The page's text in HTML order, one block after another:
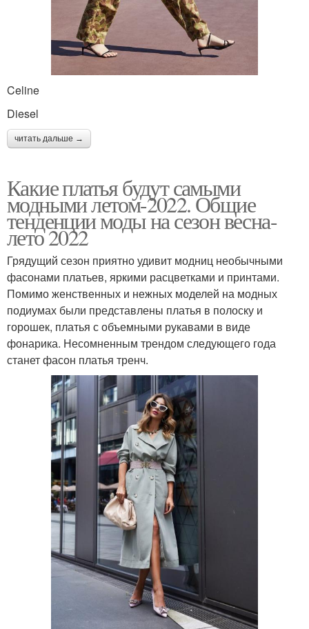
Celine
Diesel
читать дальше →
Какие платья будут самыми
модными летом-2022. Общие
тенденции моды на сезон весна-
лето 2022
Грядущий сезон приятно удивит модниц необычными
фасонами платьев, яркими расцветками и принтами.
Помимо женственных и нежных моделей на модных
подиумах были представлены платья в полоску и
горошек, платья с объемными рукавами в виде
фонарика. Несомненным трендом следующего года
станет фасон платья тренч.